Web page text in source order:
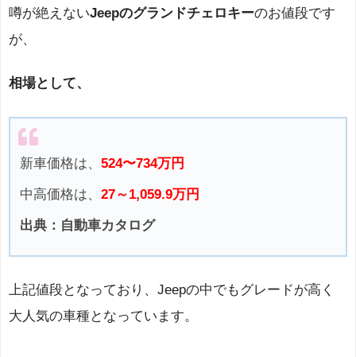
噂が絶えないJeepのグランドチェロキーのお値段です
が、
相場として、
新車価格は、 524〜734万円
中高価格は、 27～1,059.9万円
出典：自動車カタログ
上記値段となっており、Jeepの中でもグレードが高く
大人気の車種となっています。